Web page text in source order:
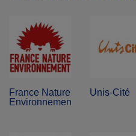
France Nature
Environnement
Unis-Cité